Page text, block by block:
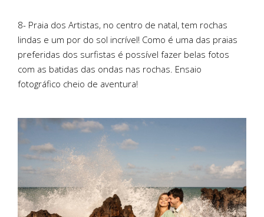
8- Praia dos Artistas, no centro de natal, tem rochas
lindas e um por do sol incrível! Como é uma das praias
preferidas dos surfistas é possível fazer belas fotos
com as batidas das ondas nas rochas. Ensaio
fotográfico cheio de aventura!